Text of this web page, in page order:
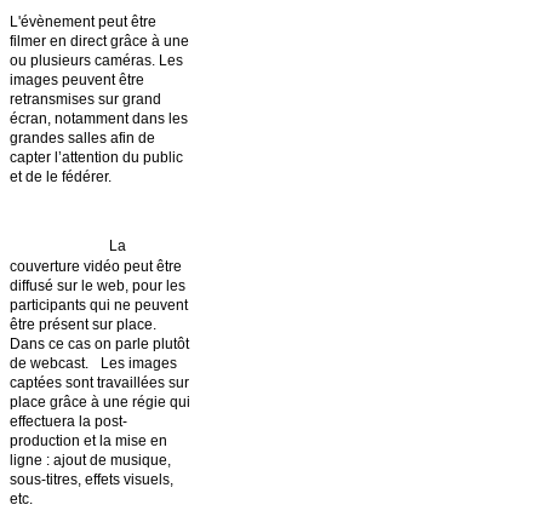
L'évènement peut être
filmer en direct grâce à une
ou plusieurs caméras. Les
images peuvent être
retransmises sur grand
écran, notamment dans les
grandes salles afin de
capter l’attention du public
et de le fédérer.
La
couverture vidéo peut être
diffusé sur le web, pour les
participants qui ne peuvent
être présent sur place.
Dans ce cas on parle plutôt
de webcast. Les images
captées sont travaillées sur
place grâce à une régie qui
effectuera la post-
production et la mise en
ligne : ajout de musique,
sous-titres, effets visuels,
etc.